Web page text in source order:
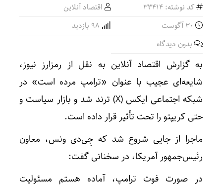
کد نوشته: 33414
اقتصاد آنلاین
بدون دیدگاه
به گزارش اقتصاد آنلاین به نقل از رمزارز نیوز،
شایعه‌ای عجیب با عنوان «ترامپ مرده است» در
شبکه اجتماعی ایکس (X) ترند شد و بازار سیاست و
حتی کریپتو را تحت تأثیر قرار داده است.
ماجرا از جایی شروع شد که جِی‌دی ونس، معاون
رئیس‌جمهور آمریکا، در سخنانی گفت:
در صورت فوت ترامپ، آماده هستم مسئولیت